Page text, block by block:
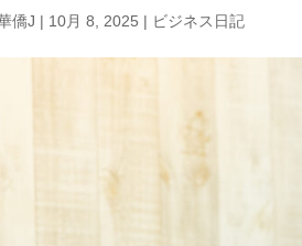
僑J | 10月 8, 2025 | ビジネス日記